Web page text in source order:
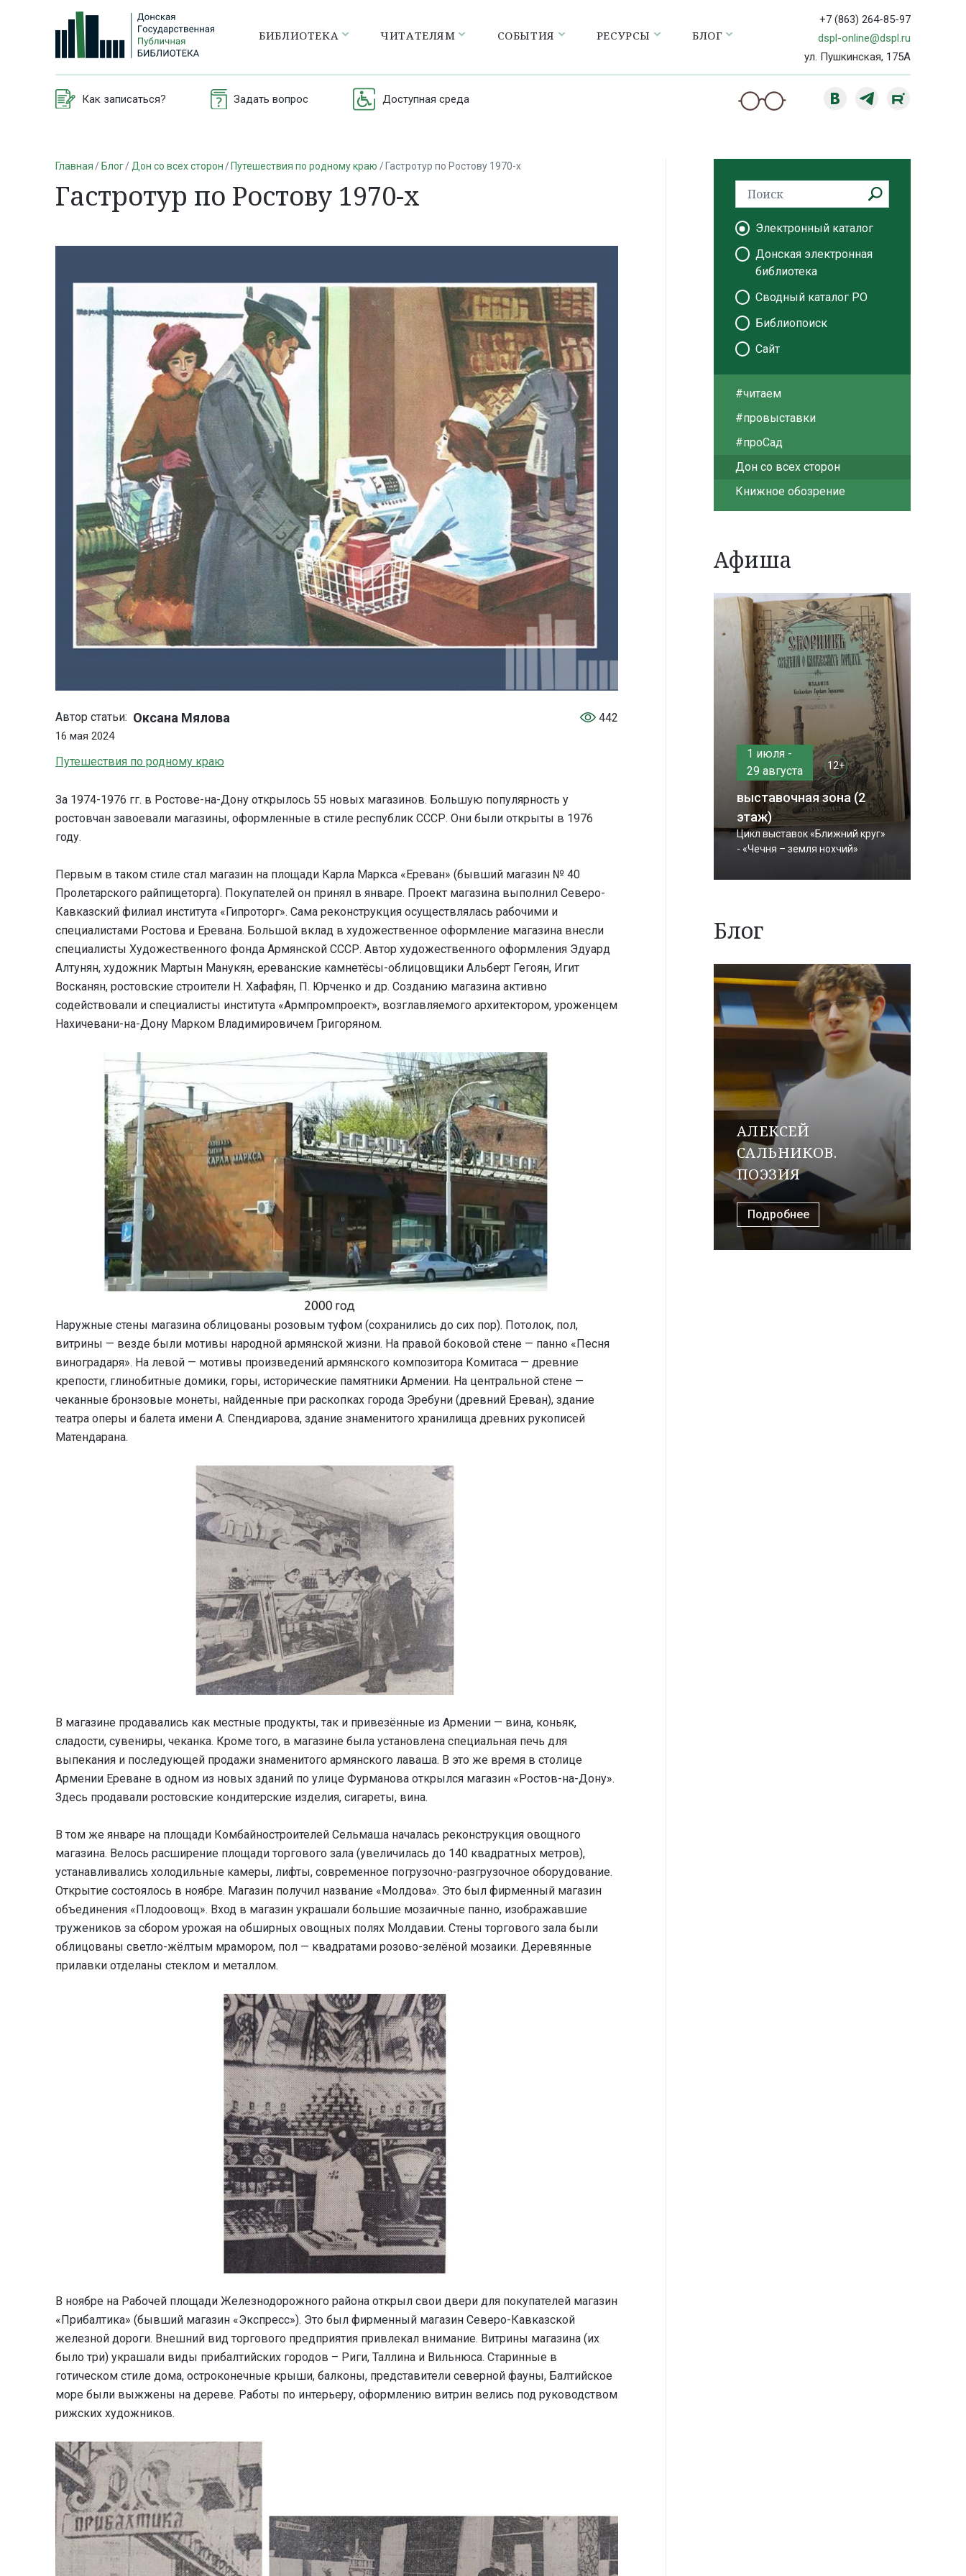
БИБЛИОТЕКА ЧИТАТЕЛЯМ СОБЫТИЯ РЕСУРСЫ БЛОГ
+7 (863) 264-85-97
dspl-online@dspl.ru
ул. Пушкинская, 175А
Как записаться? Задать вопрос Доступная среда
Главная Блог Дон со всех сторон Путешествия по родному краю Гастротур по Ростову 1970-х
Гастротур по Ростову 1970-х
Автор статьи: Оксана Мялова 442
16 мая 2024
Путешествия по родному краю
За 1974-1976 гг. в Ростове-на-Дону открылось 55 новых магазинов. Большую популярность у
ростовчан завоевали магазины, оформленные в стиле республик СССР. Они были открыты в 1976
году.
Первым в таком стиле стал магазин на площади Карла Маркса «Ереван» (бывший магазин № 40
Пролетарского райпищеторга). Покупателей он принял в январе. Проект магазина выполнил Северо-
Кавказский филиал института «Гипроторг». Сама реконструкция осуществлялась рабочими и
специалистами Ростова и Еревана. Большой вклад в художественное оформление магазина внесли
специалисты Художественного фонда Армянской СССР. Автор художественного оформления Эдуард
Алтунян, художник Мартын Манукян, ереванские камнетёсы-облицовщики Альберт Гегоян, Игит
Восканян, ростовские строители Н. Хафафян, П. Юрченко и др. Созданию магазина активно
содействовали и специалисты института «Армпромпроект», возглавляемого архитектором, уроженцем
Нахичевани-на-Дону Марком Владимировичем Григоряном.
Наружные стены магазина облицованы розовым туфом (сохранились до сих пор). Потолок, пол,
витрины — везде были мотивы народной армянской жизни. На правой боковой стене — панно «Песня
виноградаря». На левой — мотивы произведений армянского композитора Комитаса — древние
крепости, глинобитные домики, горы, исторические памятники Армении. На центральной стене —
чеканные бронзовые монеты, найденные при раскопках города Эребуни (древний Ереван), здание
театра оперы и балета имени А. Спендиарова, здание знаменитого хранилища древних рукописей
Матендарана.
В магазине продавались как местные продукты, так и привезённые из Армении — вина, коньяк,
сладости, сувениры, чеканка. Кроме того, в магазине была установлена специальная печь для
выпекания и последующей продажи знаменитого армянского лаваша. В это же время в столице
Армении Ереване в одном из новых зданий по улице Фурманова открылся магазин «Ростов-на-Дону».
Здесь продавали ростовские кондитерские изделия, сигареты, вина.
В том же январе на площади Комбайностроителей Сельмаша началась реконструкция овощного
магазина. Велось расширение площади торгового зала (увеличилась до 140 квадратных метров),
устанавливались холодильные камеры, лифты, современное погрузочно-разгрузочное оборудование.
Открытие состоялось в ноябре. Магазин получил название «Молдова». Это был фирменный магазин
объединения «Плодоовощ». Вход в магазин украшали большие мозаичные панно, изображавшие
тружеников за сбором урожая на обширных овощных полях Молдавии. Стены торгового зала были
облицованы светло-жёлтым мрамором, пол — квадратами розово-зелёной мозаики. Деревянные
прилавки отделаны стеклом и металлом.
В ноябре на Рабочей площади Железнодорожного района открыл свои двери для покупателей магазин
«Прибалтика» (бывший магазин «Экспресс»). Это был фирменный магазин Северо-Кавказской
железной дороги. Внешний вид торгового предприятия привлекал внимание. Витрины магазина (их
было три) украшали виды прибалтийских городов – Риги, Таллина и Вильнюса. Старинные в
готическом стиле дома, остроконечные крыши, балконы, представители северной фауны, Балтийское
море были выжжены на дереве. Работы по интерьеру, оформлению витрин велись под руководством
рижских художников.
Электронный каталог
Донская электронная
библиотека
Сводный каталог РО
Библиопоиск
Сайт
#читаем
#провыставки
#проСад
Дон со всех сторон
Книжное обозрение
Афиша
1 июля -
29 августа
12+
выставочная зона (2
этаж)
Цикл выставок «Ближний круг»
- «Чечня – земля нохчий»
Блог
АЛЕКСЕЙ
САЛЬНИКОВ.
ПОЭЗИЯ
Подробнее